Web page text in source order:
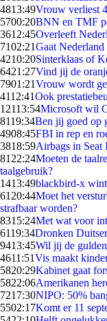
4813:49Vrouw verliest
5700:20BNN en TMF
3612:45Overleeft
7102:21Gaat
4210:20Sinterklaas of
6421:27Vind jij de
7901:21Vrouw wordt
4112:41Ook
12113:54Microsoft wil
8119:34Ben jij goed op
4908:45FBI in rep en
3818:59Airbags in Seat
81 22:24Moeten de
taalgebruik?
1413:49blackbird-x
61 20:44Moet het
strafbaar worden?
8315:24Met wat voor
6119:34Dronken
9413:45Wil jij de
4611:51Vis maakt
5820:29Kabinet gaat
5822:06Amerikanen
7217:30NIPO: 50%
5502:17Komt er 11